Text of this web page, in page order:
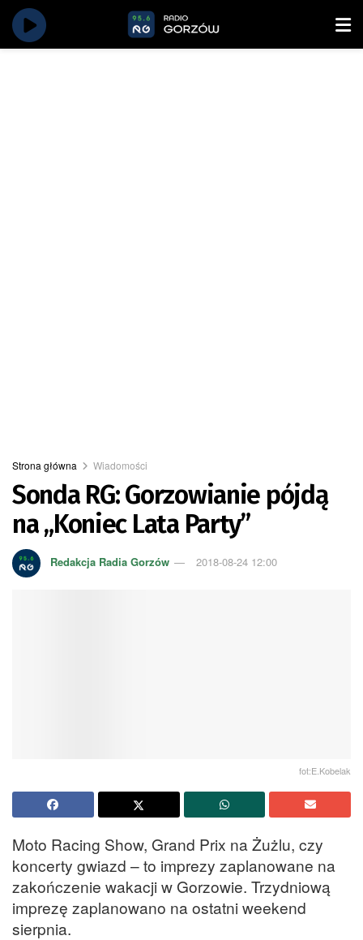
Strona główna Wiadomości
Sonda RG: Gorzowianie pójdą
na „Koniec Lata Party”
Redakcja Radia Gorzów 2018-08-24 12:00
fot:E.Kobelak
Moto Racing Show, Grand Prix na Żużlu, czy
koncerty gwiazd – to imprezy zaplanowane na
zakończenie wakacji w Gorzowie. Trzydniową
imprezę zaplanowano na ostatni weekend
sierpnia.